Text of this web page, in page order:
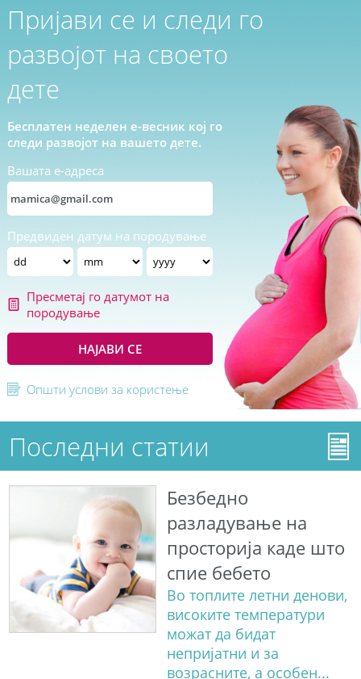
Пријави се и следи го
развојот на своето
дете
Бесплатен неделен е-весник кој го
следи развојот на вашето дете.
Вашата е-адреса
Предвиден датум на породување
Пресметај го датумот на
породување
НАЈАВИ СЕ
Општи услови за користење
Последни статии
Безбедно
разладување на
просторија каде што
спие бебето
Во топлите летни денови,
високите температури
можат да бидат
непријатни и за
возрасните, а особен...